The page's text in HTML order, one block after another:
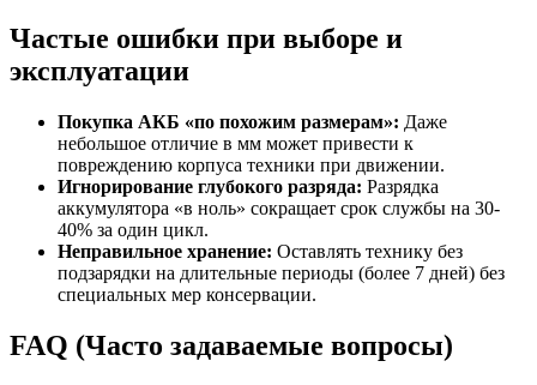
Частые ошибки при выборе и
эксплуатации
Покупка АКБ «по похожим размерам»: Даже
небольшое отличие в мм может привести к
повреждению корпуса техники при движении.
Игнорирование глубокого разряда: Разрядка
аккумулятора «в ноль» сокращает срок службы на 30-
40% за один цикл.
Неправильное хранение: Оставлять технику без
подзарядки на длительные периоды (более 7 дней) без
специальных мер консервации.
FAQ (Часто задаваемые вопросы)